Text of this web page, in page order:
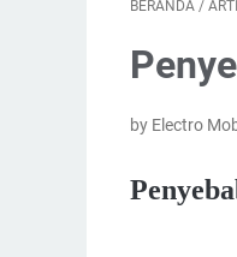
BERANDA /
by Electro